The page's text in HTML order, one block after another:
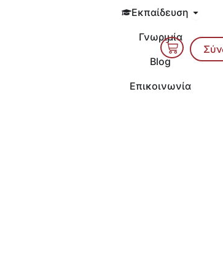
Εκπαίδευση Open
Γνωριμία
Blog
Επικοινωνία
Cart